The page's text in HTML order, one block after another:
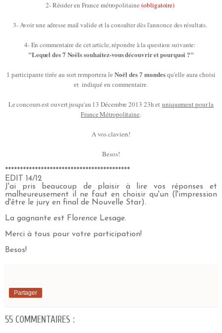
2- Résider en France métropolitaine(obligatoire)
3- Avoir une adresse mail valide et la consulter dès l'annonce des résultats.
4- En commentaire de cet article, répondre à la question suivante:
"Lequel des 7 Noëls souhaitez-vous découvrir et pourquoi ?"
1 participante tirée au sort remportera le Noël des 7 mondes qu'elle aura choisi
et indiqué en commentaire.
Le concours est ouvert jusqu'au 13 Décembre 2013 23h etuniquement pour la
France Métropolitaine.
A vos claviers!
Besos!
******************************************
EDIT 14/12
J'ai pris beaucoup de plaisir à lire vos réponses et
malheureusement il ne faut en choisir qu'un (l'impression
d'être le jury en final de Nouvelle Star).
La gagnante est Florence Lesage.
Merci à tous pour votre participation!
Besos!
Partager
55 COMMENTAIRES :